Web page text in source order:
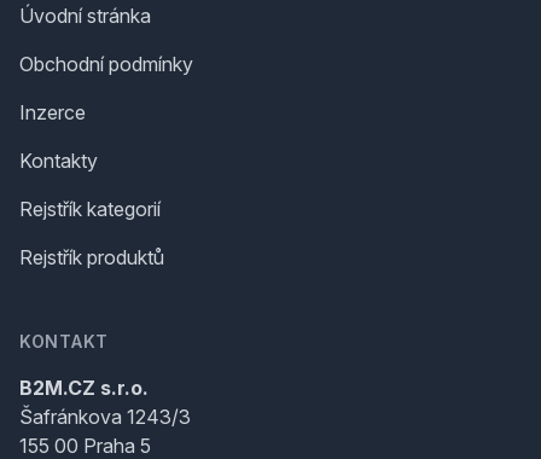
Úvodní stránka
Obchodní podmínky
Inzerce
Kontakty
Rejstřík kategorií
Rejstřík produktů
KONTAKT
B2M.CZ s.r.o.
Šafránkova 1243/3
155 00 Praha 5